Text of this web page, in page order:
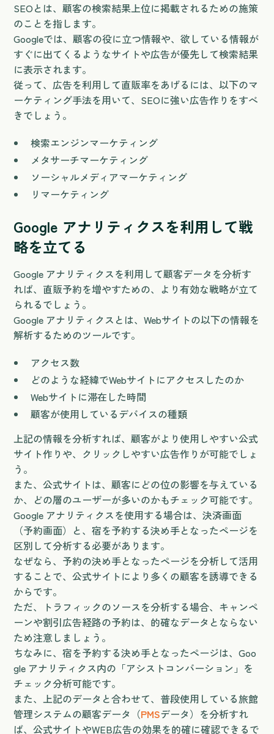
SEOとは、顧客の検索結果上位に掲載されるための施策
のことを指します。
Googleでは、顧客の役に立つ情報や、欲している情報が
すぐに出てくるようなサイトや広告が優先して検索結果
に表示されます。
従って、広告を利用して直販率をあげるには、以下のマ
ーケティング手法を用いて、SEOに強い広告作りをすべ
きでしょう。
検索エンジンマーケティング
メタサーチマーケティング
ソーシャルメディアマーケティング
リマーケティング
Google アナリティクスを利用して戦
略を立てる
Google アナリティクスを利用して顧客データを分析す
れば、直販予約を増やすための、より有効な戦略が立て
られるでしょう。
Google アナリティクスとは、Webサイトの以下の情報を
解析するためのツールです。
アクセス数
どのような経緯でWebサイトにアクセスしたのか
Webサイトに滞在した時間
顧客が使用しているデバイスの種類
上記の情報を分析すれば、顧客がより使用しやすい公式
サイト作りや、クリックしやすい広告作りが可能でしょ
う。
また、公式サイトは、顧客にどの位の影響を与えている
か、どの層のユーザーが多いのかもチェック可能です。
Google アナリティクスを使用する場合は、決済画面
（予約画面）と、宿を予約する決め手となったページを
区別して分析する必要があります。
なぜなら、予約の決め手となったページを分析して活用
することで、公式サイトにより多くの顧客を誘導できる
からです。
ただ、トラフィックのソースを分析する場合、キャンペ
ーンや割引広告経路の予約は、的確なデータとならない
ため注意しましょう。
ちなみに、宿を予約する決め手となったページは、Goo
gle アナリティクス内の「アシストコンバーション」を
チェック分析可能です。
また、上記のデータと合わせて、普段使用している旅館
管理システムの顧客データ（PMSデータ）を分析すれ
ば、公式サイトやWEB広告の効果を的確に確認できるで